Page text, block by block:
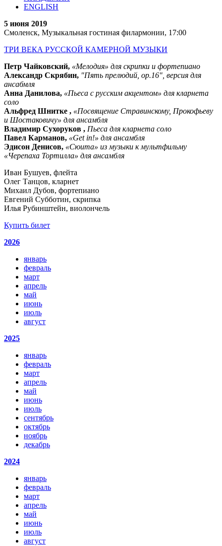
ENGLISH
5 июня 2019
Смоленск, Музыкальная гостиная филармонии, 17:00
ТРИ ВЕКА РУССКОЙ КАМЕРНОЙ МУЗЫКИ
Петр Чайковский, «Мелодия» для скрипки и фортепиано
Александр Скрябин, "Пять прелюдий, ор.16", версия для
ансабмля
Анна Данилова, «Пьеса с русским акцентом» для кларнета
соло
Альфред Шнитке , «Посвящение Стравинскому, Прокофьеву
и Шостаковичу» для ансамбля
Владимир Сухоруков , Пьеса для кларнета соло
Павел Карманов, «Get in!» для ансамбля
Эдисон Денисов, «Сюита» из музыки к мультфильму
«Черепаха Тортилла» для ансамбля
Иван Бушуев, флейта
Олег Танцов, кларнет
Михаил Дубов, фортепиано
Евгений Субботин, скрипка
Илья Рубинштейн, виолончель
Купить билет
2026
январь
февраль
март
апрель
май
июнь
июль
август
2025
январь
февраль
март
апрель
май
июнь
июль
сентябрь
октябрь
ноябрь
декабрь
2024
январь
февраль
март
апрель
май
июнь
июль
август